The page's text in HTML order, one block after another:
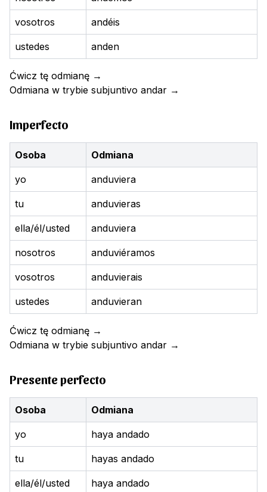
vosotros andéis
ustedes anden
Ćwicz tę odmianę →
Odmiana w trybie subjuntivo andar →
Imperfecto
Osoba Odmiana
yo anduviera
tu anduvieras
ella/él/usted anduviera
nosotros anduviéramos
vosotros anduvierais
ustedes anduvieran
Ćwicz tę odmianę →
Odmiana w trybie subjuntivo andar →
Presente perfecto
Osoba Odmiana
yo haya andado
tu hayas andado
ella/él/usted haya andado